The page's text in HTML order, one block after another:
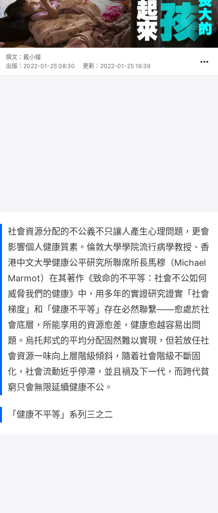
撰文： 戴小橦
出版： 2022-01-25 08:30 更新： 2022-01-25 16:39
社會資源分配的不公義不只讓人產生心理問題，更會
影響個人健康質素。倫敦大學學院流行病學教授、香
港中文大學健康公平研究所聯席所長馬穆（Michael
Marmot）在其著作《致命的不平等：社會不公如何
威脅我們的健康》中，用多年的實證研究證實「社會
梯度」和「健康不平等」存在必然聯繫——愈處於社
會底層，所能享用的資源愈差，健康愈越容易出問
題。烏托邦式的平均分配固然難以實現，但若放任社
會資源一味向上層階級傾斜，隨着社會階級不斷固
化，社會流動近乎停滯，並且禍及下一代，而跨代貧
窮只會無限延續健康不公。
「健康不平等」系列三之二